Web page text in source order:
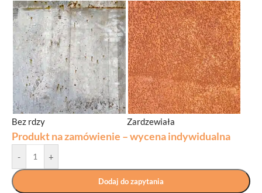
Bez rdzy Zardzewiała
Produkt na zamówienie – wycena indywidualna
- +
Dodaj do zapytania